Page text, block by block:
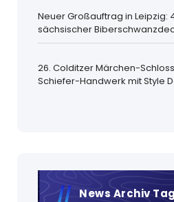
Neuer Großauftrag in Leipzig:
sächsischer
26. Colditzer Märchen-
Schiefer-Handwerk mit Style
News Archiv Tag